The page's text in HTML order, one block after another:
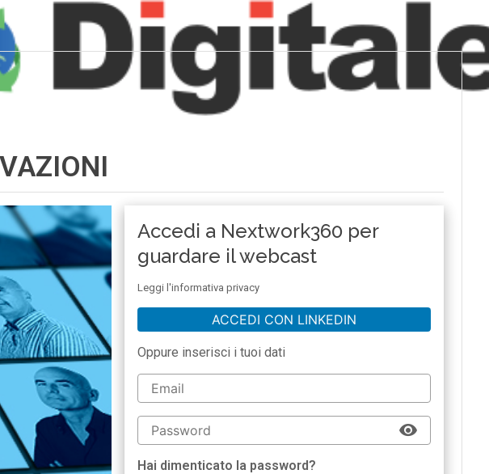
Accedi a Nextwork360 per
guardare il webcast
Leggi l'informativa privacy
ACCEDI CON LINKEDIN
Oppure inserisci i tuoi dati
Hai dimenticato la password?